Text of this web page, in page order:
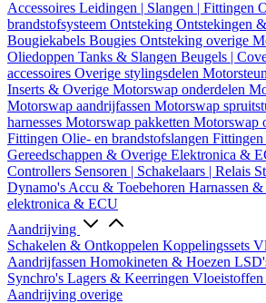
Accessoires Leidingen | Slangen | Fittingen
brandstofsysteem Ontsteking Ontstekingen
Bougiekabels Bougies Ontsteking overige
Oliedoppen Tanks & Slangen Beugels |
accessoires Overige stylingsdelen
Inserts & Overige Motorswap onderdelen
Motorswap aandrijfassen Motorswap
harnesses Motorswap pakketten Motorswap
Fittingen Olie- en brandstofslangen Fittingen
Gereedschappen & Overige Elektronica &
Controllers Sensoren | Schakelaars | Relais
Dynamo's Accu & Toebehoren Harnassen
elektronica & ECU
Aandrijving
Schakelen & Ontkoppelen Koppelingssets
Aandrijfassen Homokineten & Hoezen
Synchro's Lagers & Keerringen Vloeistoffen
Aandrijving overige